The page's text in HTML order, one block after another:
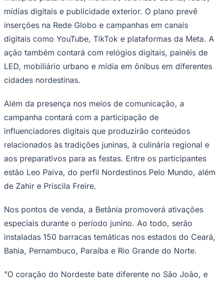
mídias digitais e publicidade exterior. O plano prevê
inserções na Rede Globo e campanhas em canais
digitais como YouTube, TikTok e plataformas da Meta. A
ação também contará com relógios digitais, painéis de
LED, mobiliário urbano e mídia em ônibus em diferentes
cidades nordestinas.
Além da presença nos meios de comunicação, a
campanha contará com a participação de
influenciadores digitais que produzirão conteúdos
relacionados às tradições juninas, à culinária regional e
aos preparativos para as festas. Entre os participantes
estão Leo Paiva, do perfil Nordestinos Pelo Mundo, além
de Zahir e Priscila Freire.
Nos pontos de venda, a Betânia promoverá ativações
especiais durante o período junino. Ao todo, serão
instaladas 150 barracas temáticas nos estados do Ceará,
Bahia, Pernambuco, Paraíba e Rio Grande do Norte.
"O coração do Nordeste bate diferente no São João, e